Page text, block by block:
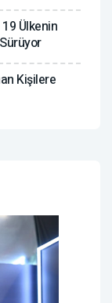
Ülkenin
Kişilere